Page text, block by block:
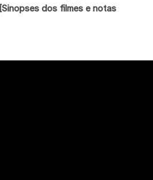
[Sinopses dos filmes e notas